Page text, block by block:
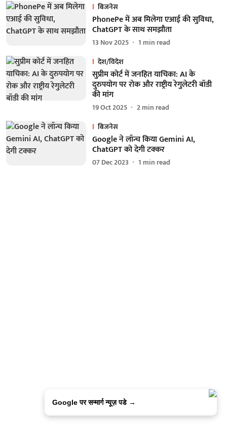
बिजनेस
PhonePe में अब मिलेगा एआई की सुविधा,
ChatGPT के साथ समझौता
13 Nov 2025 1 min read
देश/विदेश
सुप्रीम कोर्ट में जनहित याचिका: AI के
दुरुपयोग पर रोक और राष्ट्रीय रेगुलेटरी बॉडी
की मांग
19 Oct 2025 2min read
बिजनेस
Google ने लॉन्च किया Gemini AI,
ChatGPT को देगी टक्कर
07 Dec 2023 1 min read
Google पर सन्मार्ग न्यूज़ पडे →